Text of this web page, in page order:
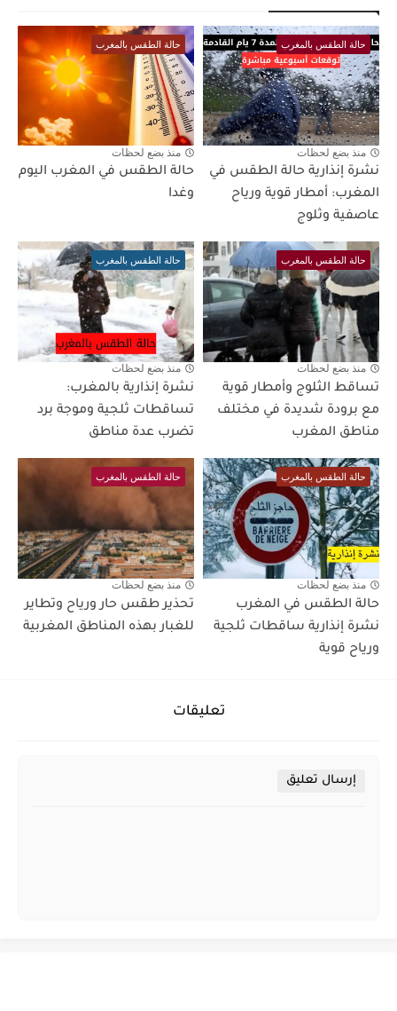
حالة الطقس بالمغرب
منذ بضع لحظات
نشرة إنذارية حالة الطقس في
المغرب: أمطار قوية ورياح
عاصفية وثلوج
حالة الطقس بالمغرب
منذ بضع لحظات
حالة الطقس في المغرب اليوم
وغدا
حالة الطقس بالمغرب
منذ بضع لحظات
تساقط الثلوج وأمطار قوية
مع برودة شديدة في مختلف
مناطق المغرب
حالة الطقس بالمغرب
منذ بضع لحظات
نشرة إنذارية بالمغرب:
تساقطات ثلجية وموجة برد
تضرب عدة مناطق
حالة الطقس بالمغرب
منذ بضع لحظات
حالة الطقس في المغرب
نشرة إنذارية ساقطات ثلجية
ورياح قوية
حالة الطقس بالمغرب
منذ بضع لحظات
تحذير طقس حار ورياح وتطاير
للغبار بهذه المناطق المغربية
تعليقات
إرسال تعليق